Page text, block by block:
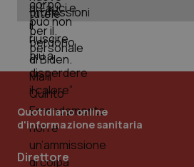
Quotidiano online
d'informazione sanitaria
Direttore